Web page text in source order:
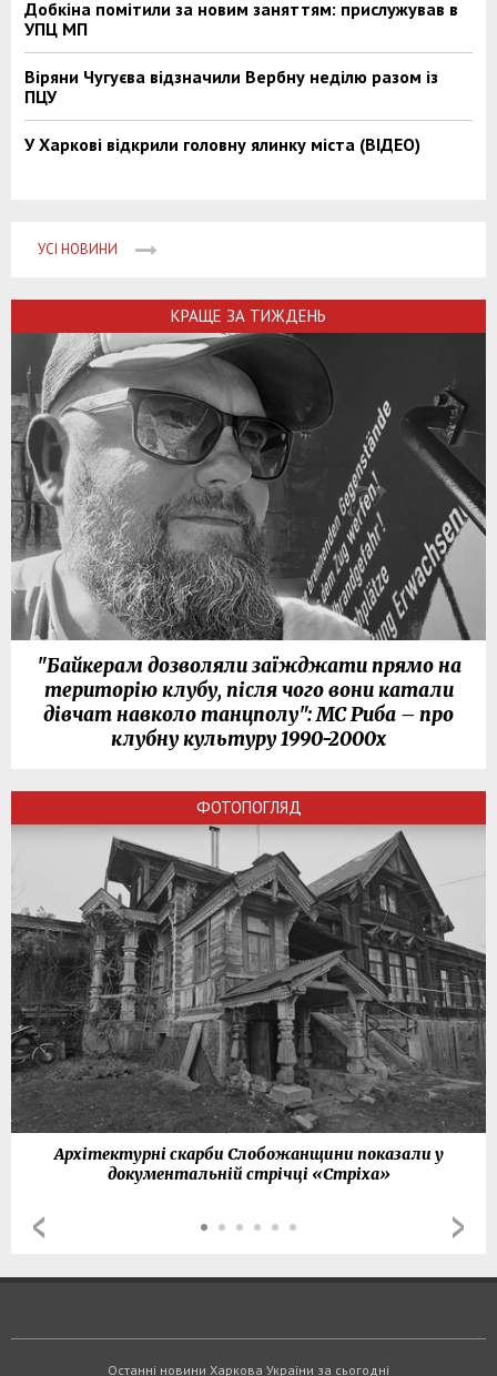
Добкіна помітили за новим заняттям: прислужував в
УПЦ МП
Віряни Чугуєва відзначили Вербну неділю разом із
ПЦУ
У Харкові відкрили головну ялинку міста (ВІДЕО)
УСІ НОВИНИ
КРАЩЕ ЗА ТИЖДЕНЬ
"Байкерам дозволяли заїжджати прямо на
територію клубу, після чого вони катали
дівчат навколо танцполу": МС Риба – про
клубну культуру 1990-2000х
ФОТОПОГЛЯД
Архітектурні скарби Слобожанщини показали у
документальній стрічці «Стріха»
Останні новини Харкова України за сьогодні